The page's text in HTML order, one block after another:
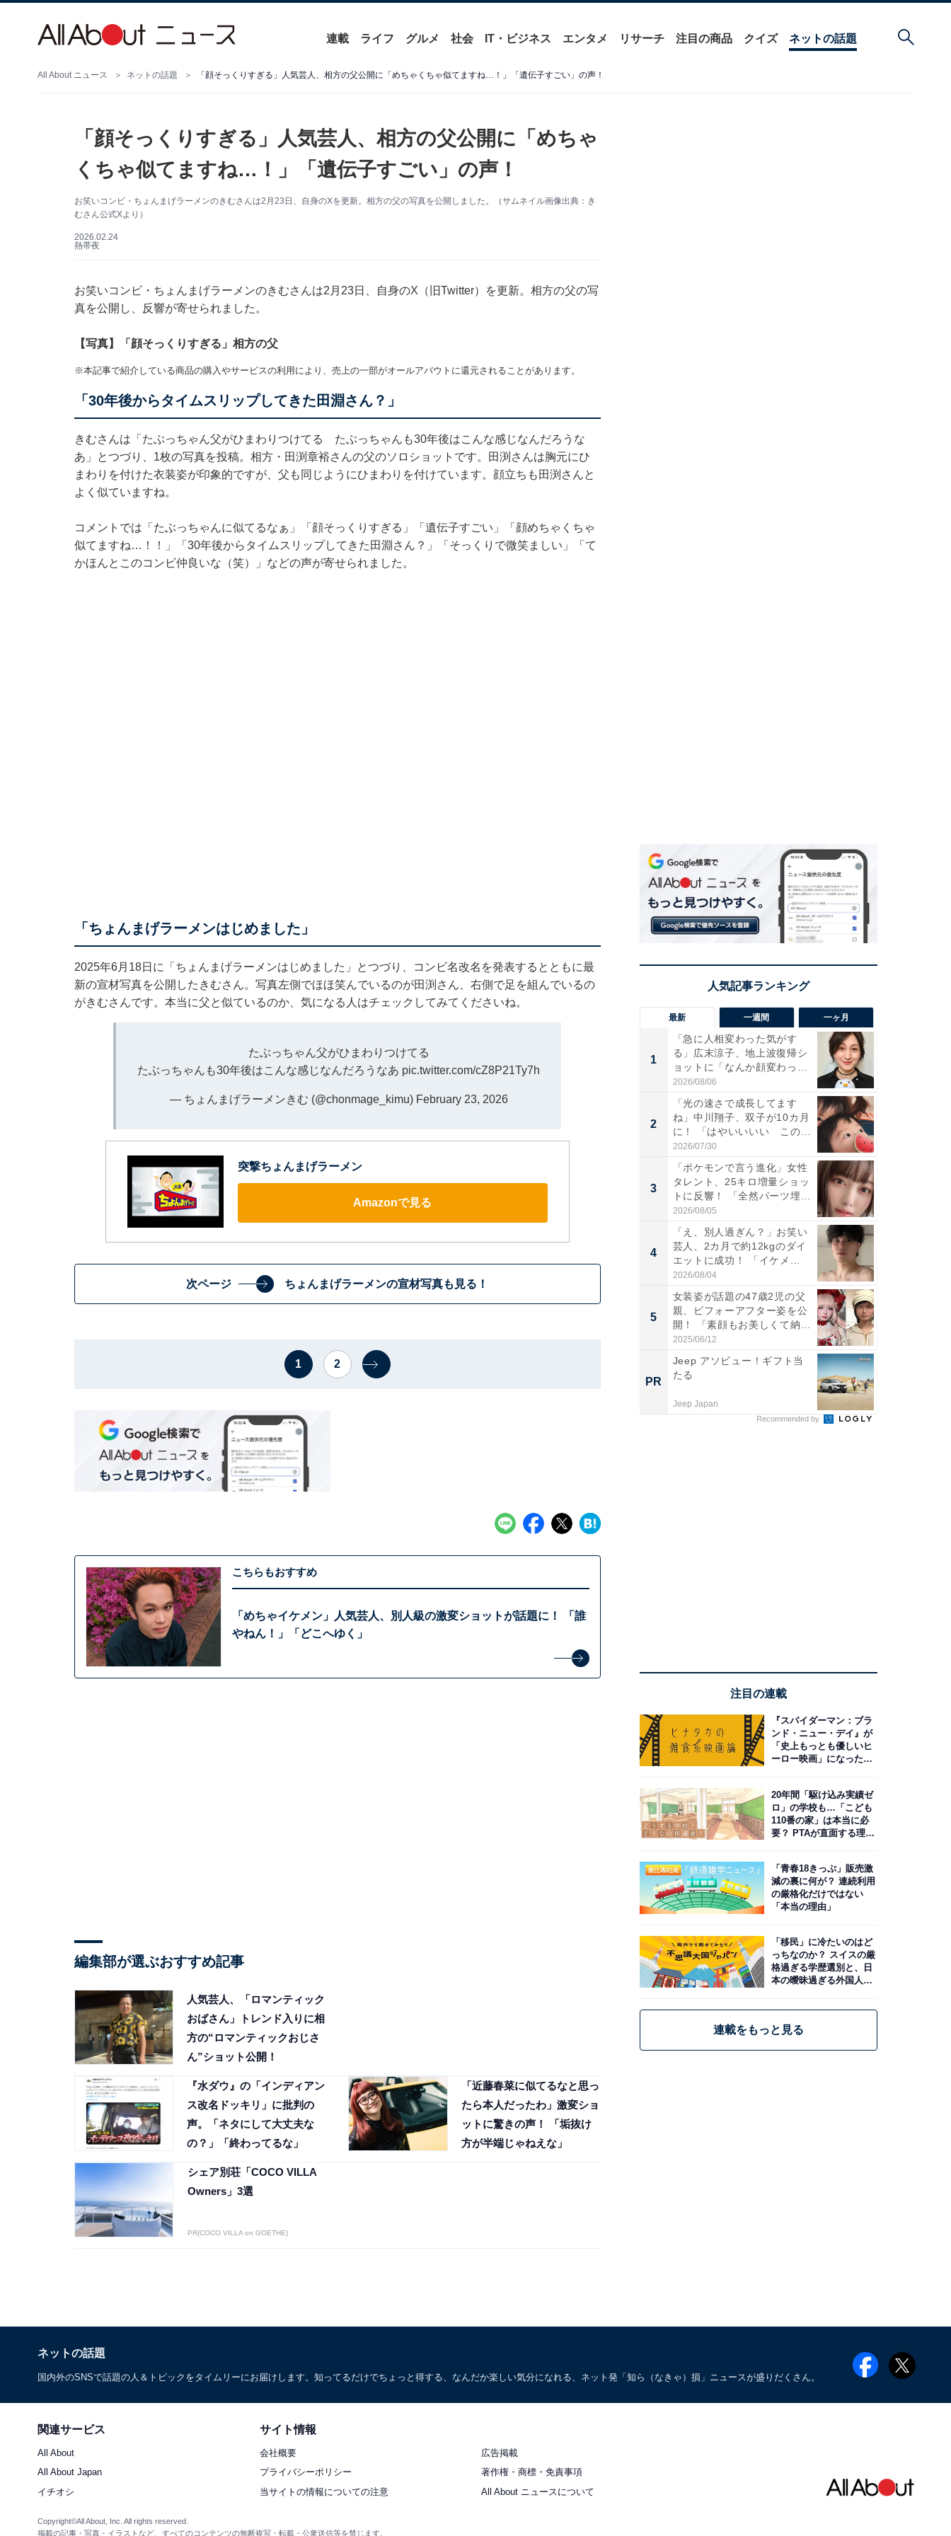
連載 ライフ グルメ 社会 IT・ビジネス エンタメ リサーチ 注目の商品 クイズ ネットの話題
All About ニュース ネットの話題 「顔そっくりすぎる」人気芸人、相方の父公開に「めちゃくちゃ似てますね…！」「遺伝子すごい」の声！
「顔そっくりすぎる」人気芸人、相方の父公開に「めちゃ
くちゃ似てますね…！」「遺伝子すごい」の声！
お笑いコンビ・ちょんまげラーメンのきむさんは2月23日、自身のXを更新。相方の父の写真を公開しました。（サムネイル画像出典：き
むさん公式Xより）
2026.02.24
熱帯夜
お笑いコンビ・ちょんまげラーメンのきむさんは2月23日、自身のX（旧Twitter）を更新。相方の父の写
真を公開し、反響が寄せられました。
【写真】「顔そっくりすぎる」相方の父
※本記事で紹介している商品の購入やサービスの利用により、売上の一部がオールアバウトに還元されることがあります。
「30年後からタイムスリップしてきた田淵さん？」
きむさんは「たぶっちゃん父がひまわりつけてる たぶっちゃんも30年後はこんな感じなんだろうな
あ」とつづり、1枚の写真を投稿。相方・田渕章裕さんの父のソロショットです。田渕さんは胸元にひ
まわりを付けた衣装姿が印象的ですが、父も同じようにひまわりを付けています。顔立ちも田渕さんと
よく似ていますね。
コメントでは「たぶっちゃんに似てるなぁ」「顔そっくりすぎる」「遺伝子すごい」「顔めちゃくちゃ
似てますね…！！」「30年後からタイムスリップしてきた田淵さん？」「そっくりで微笑ましい」「て
かほんとこのコンビ仲良いな（笑）」などの声が寄せられました。
「ちょんまげラーメンはじめました」
2025年6月18日に「ちょんまげラーメンはじめました」とつづり、コンビ名改名を発表するとともに最
新の宣材写真を公開したきむさん。写真左側でほほ笑んでいるのが田渕さん、右側で足を組んでいるの
がきむさんです。本当に父と似ているのか、気になる人はチェックしてみてくださいね。
たぶっちゃん父がひまわりつけてる
たぶっちゃんも30年後はこんな感じなんだろうなあ pic.twitter.com/cZ8P21Ty7h
— ちょんまげラーメンきむ (@chonmage_kimu) February 23, 2026
突撃ちょんまげラーメン
Amazonで見る
次ページ ちょんまげラーメンの宣材写真も見る！
1 2
こちらもおすすめ
「めちゃイケメン」人気芸人、別人級の激変ショットが話題に！ 「誰
やねん！」「どこへゆく」
編集部が選ぶおすすめ記事
人気芸人、「ロマンティック
おばさん」トレンド入りに相
方の“ロマンティックおじさ
ん”ショット公開！
『水ダウ』の「インディアン
ス改名ドッキリ」に批判の
声。「ネタにして大丈夫な
の？」「終わってるな」
「近藤春菜に似てるなと思っ
たら本人だったわ」激変ショ
ットに驚きの声！ 「垢抜け
方が半端じゃねえな」
シェア別荘「COCO VILLA
Owners」3選
PR(COCO VILLA on GOETHE)
最新 一週間 一ヶ月
1
「急に人相変わった気がす
る」広末涼子、地上波復帰シ
ョットに「なんか顔変わっ
た」の...
2026/08/06
2
「光の速さで成長してます
ね」中川翔子、双子が10カ月
に！ 「はやいいいい この
前...
2026/07/30
3
「ポケモンで言う進化」女性
タレント、25キロ増量ショッ
トに反響！ 「全然パーツ埋...
2026/08/05
4
「え、別人過ぎん？」お笑い
芸人、2カ月で約12kgのダイ
エットに成功！ 「イケメ...
2026/08/04
5
女装姿が話題の47歳2児の父
親、ビフォーアフター姿を公
開！ 「素顔もお美しくて納...
2025/06/12
PR
Jeep アソビュー！ギフト当
たる
Jeep Japan
Recommended by
注目の連載
『スパイダーマン：ブラ
ンド・ニュー・デイ』が
「史上もっとも優しいヒ
ーロー映画」になった理
20年間「駆け込み実績ゼ
ロ」の学校も…「こども
110番の家」は本当に必
要？ PTAが直面する理想
「青春18きっぷ」販売激
減の裏に何が？ 連続利用
の厳格化だけではない
「本当の理由」
「移民」に冷たいのはど
っちなのか？ スイスの厳
格過ぎる学歴選別と、日
本の曖昧過ぎる外国人政
連載をもっと見る
ネットの話題
国内外のSNSで話題の人＆トピックをタイムリーにお届けします。知ってるだけでちょっと得する、なんだか楽しい気分になれる、ネット発「知ら（なきゃ）損」ニュースが盛りだくさん。
関連サービス
All About
All About Japan
イチオシ
サイト情報
会社概要
広告掲載
プライバシーポリシー
著作権・商標・免責事項
当サイトの情報についての注意
All About ニュースについて
Copyright©All About, Inc. All rights reserved.
掲載の記事・写真・イラストなど、すべてのコンテンツの無断複写・転載・公衆送信等を禁じます。